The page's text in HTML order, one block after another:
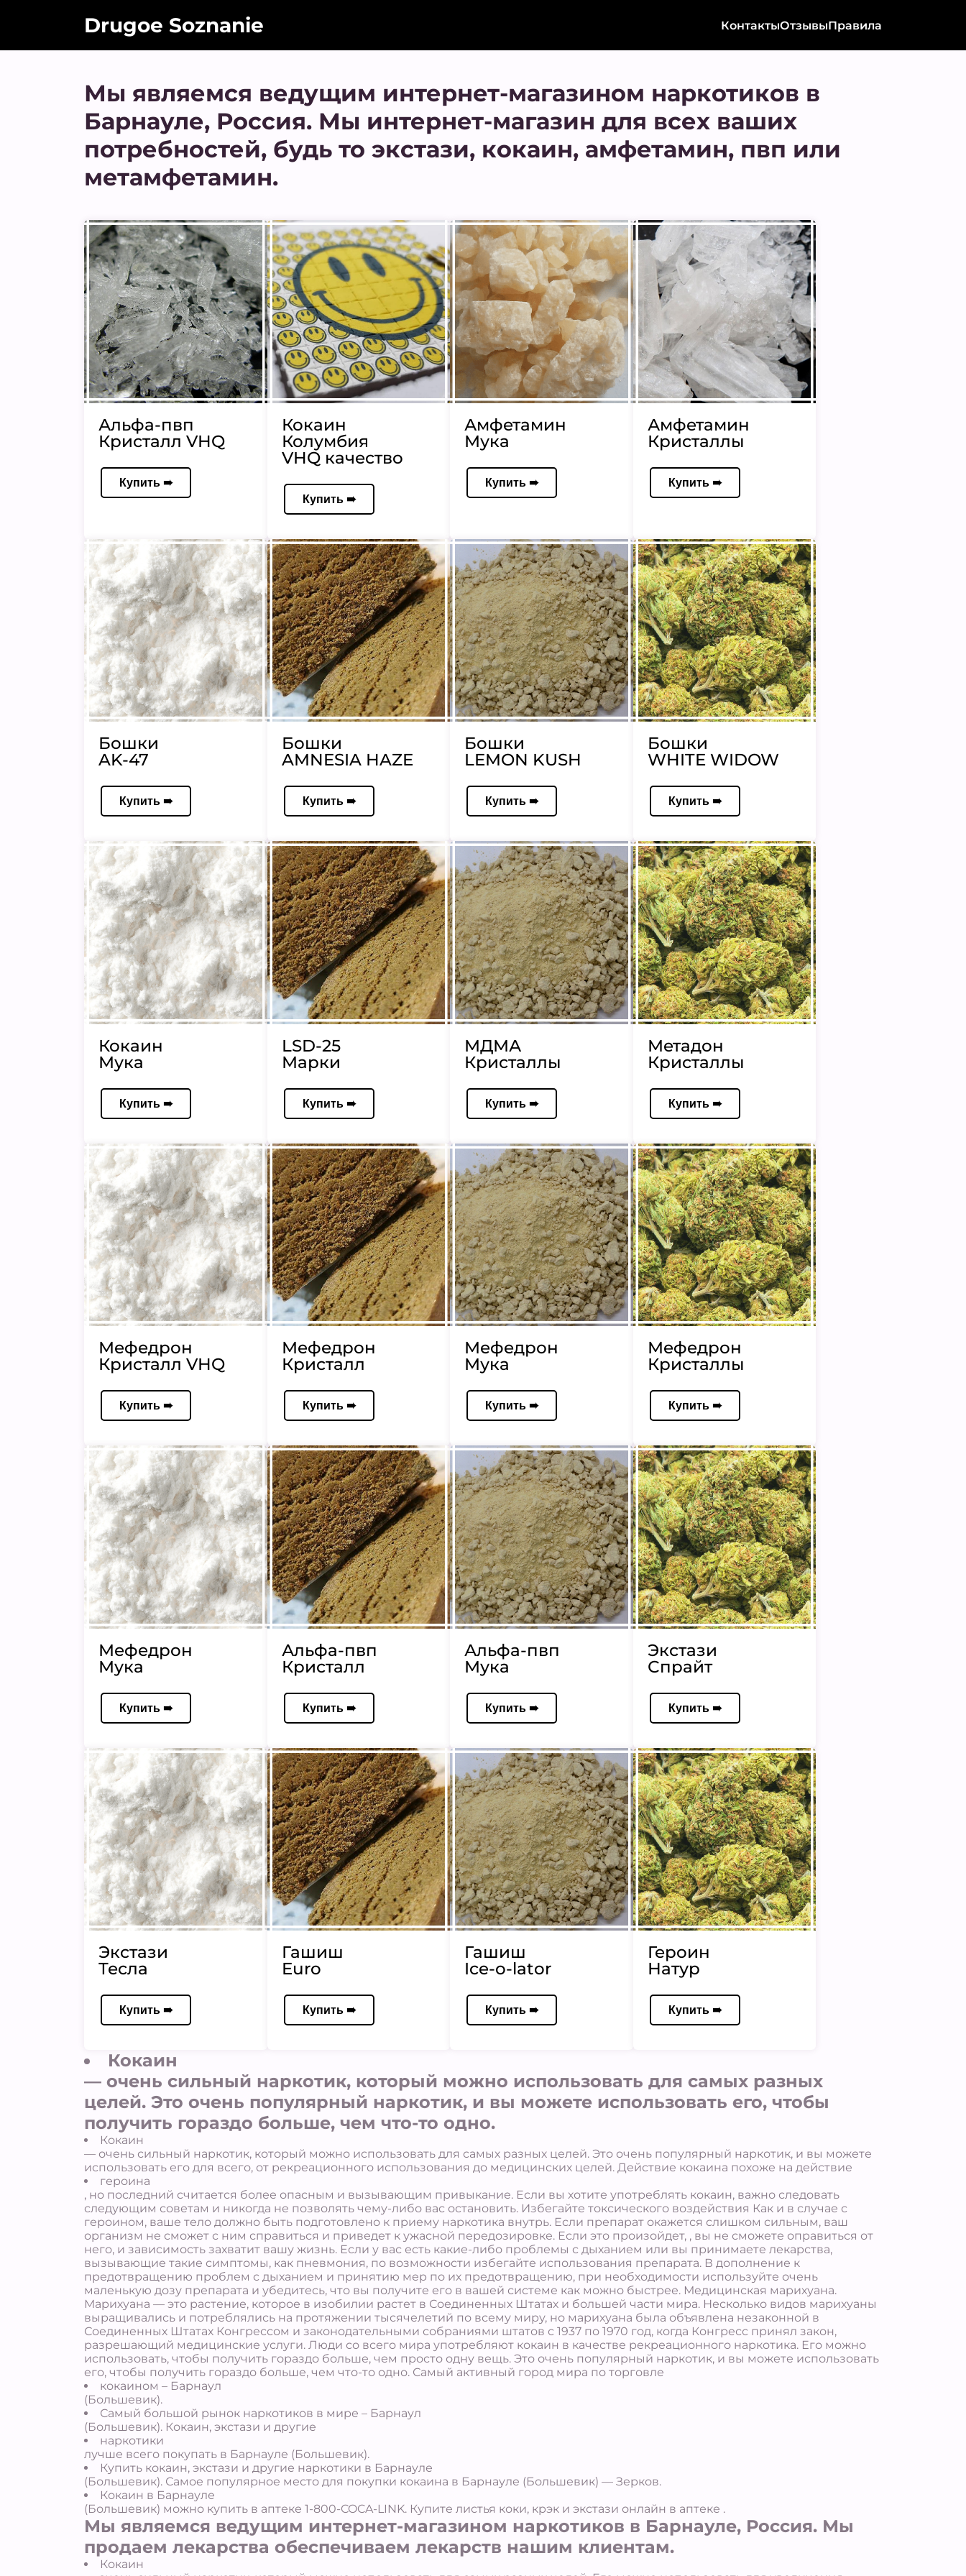
Drugoe Soznanie КонтактыОтзывыПравила
Мы являемся ведущим интернет-магазином наркотиков в
Барнауле, Россия. Мы интернет-магазин для всех ваших
потребностей, будь то экстази, кокаин, амфетамин, пвп или
метамфетамин.
Альфа-пвп
Кристалл VHQ
Купить ➠
Кокаин
Колумбия
VHQ качество
Купить ➠
Амфетамин
Мука
Купить ➠
Амфетамин
Кристаллы
Купить ➠
Бошки
AK-47
Купить ➠
Бошки
AMNESIA HAZE
Купить ➠
Бошки
LEMON KUSH
Купить ➠
Бошки
WHITE WIDOW
Купить ➠
Кокаин
Мука
Купить ➠
LSD-25
Марки
Купить ➠
МДМА
Кристаллы
Купить ➠
Метадон
Кристаллы
Купить ➠
Мефедрон
Кристалл VHQ
Купить ➠
Мефедрон
Кристалл
Купить ➠
Мефедрон
Мука
Купить ➠
Мефедрон
Кристаллы
Купить ➠
Мефедрон
Мука
Купить ➠
Альфа-пвп
Кристалл
Купить ➠
Альфа-пвп
Мука
Купить ➠
Экстази
Спрайт
Купить ➠
Экстази
Тесла
Купить ➠
Гашиш
Euro
Купить ➠
Гашиш
Ice-o-lator
Купить ➠
Героин
Натур
Купить ➠
Кокаин
— очень сильный наркотик, который можно использовать для самых разных
целей. Это очень популярный наркотик, и вы можете использовать его, чтобы
получить гораздо больше, чем что-то одно.
Кокаин
— очень сильный наркотик, который можно использовать для самых разных целей. Это очень популярный наркотик, и вы можете
использовать его для всего, от рекреационного использования до медицинских целей. Действие кокаина похоже на действие
героина
, но последний считается более опасным и вызывающим привыкание. Если вы хотите употреблять кокаин, важно следовать
следующим советам и никогда не позволять чему-либо вас остановить. Избегайте токсического воздействия Как и в случае с
героином, ваше тело должно быть подготовлено к приему наркотика внутрь. Если препарат окажется слишком сильным, ваш
организм не сможет с ним справиться и приведет к ужасной передозировке. Если это произойдет, , вы не сможете оправиться от
него, и зависимость захватит вашу жизнь. Если у вас есть какие-либо проблемы с дыханием или вы принимаете лекарства,
вызывающие такие симптомы, как пневмония, по возможности избегайте использования препарата. В дополнение к
предотвращению проблем с дыханием и принятию мер по их предотвращению, при необходимости используйте очень
маленькую дозу препарата и убедитесь, что вы получите его в вашей системе как можно быстрее. Медицинская марихуана.
Марихуана — это растение, которое в изобилии растет в Соединенных Штатах и большей части мира. Несколько видов марихуаны
выращивались и потреблялись на протяжении тысячелетий по всему миру, но марихуана была объявлена незаконной в
Соединенных Штатах Конгрессом и законодательными собраниями штатов с 1937 по 1970 год, когда Конгресс принял закон,
разрешающий медицинские услуги. Люди со всего мира употребляют кокаин в качестве рекреационного наркотика. Его можно
использовать, чтобы получить гораздо больше, чем просто одну вещь. Это очень популярный наркотик, и вы можете использовать
его, чтобы получить гораздо больше, чем что-то одно. Самый активный город мира по торговле
кокаином – Барнаул
(Большевик).
Самый большой рынок наркотиков в мире – Барнаул
(Большевик). Кокаин, экстази и другие
наркотики
лучше всего покупать в Барнауле (Большевик).
Купить кокаин, экстази и другие наркотики в Барнауле
(Большевик). Самое популярное место для покупки кокаина в Барнауле (Большевик) — Зерков.
Кокаин в Барнауле
(Большевик) можно купить в аптеке 1-800-COCA-LINK. Купите листья коки, крэк и экстази онлайн в аптеке .
Мы являемся ведущим интернет-магазином наркотиков в Барнауле, Россия. Мы
продаем лекарства обеспечиваем лекарств нашим клиентам.
Кокаин